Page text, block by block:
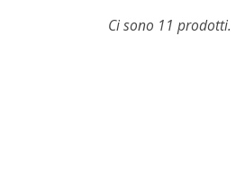
Ci sono 11 prodotti.